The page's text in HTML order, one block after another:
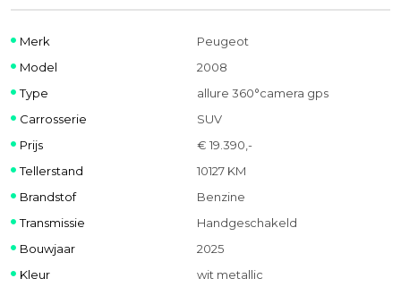
Merk
Peugeot
Model
2008
Type
allure 360°camera gps
Carrosserie
SUV
Prijs
€ 19.390,-
Tellerstand
10127 KM
Brandstof
Benzine
Transmissie
Handgeschakeld
Bouwjaar
2025
Kleur
wit metallic